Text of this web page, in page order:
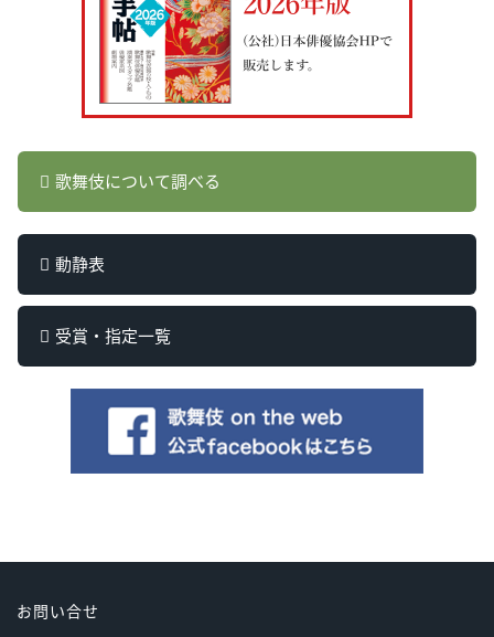
歌舞伎について調べる
動静表
受賞・指定一覧
お問い合せ